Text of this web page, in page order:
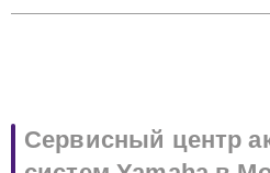
Сервисный центр